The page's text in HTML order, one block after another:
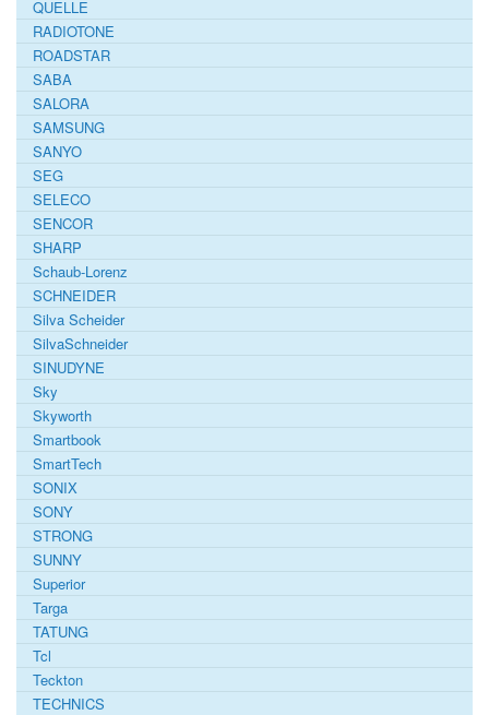
QUELLE
RADIOTONE
ROADSTAR
SABA
SALORA
SAMSUNG
SANYO
SEG
SELECO
SENCOR
SHARP
Schaub-Lorenz
SCHNEIDER
Silva Scheider
SilvaSchneider
SINUDYNE
Sky
Skyworth
Smartbook
SmartTech
SONIX
SONY
STRONG
SUNNY
Superior
Targa
TATUNG
Tcl
Teckton
TECHNICS